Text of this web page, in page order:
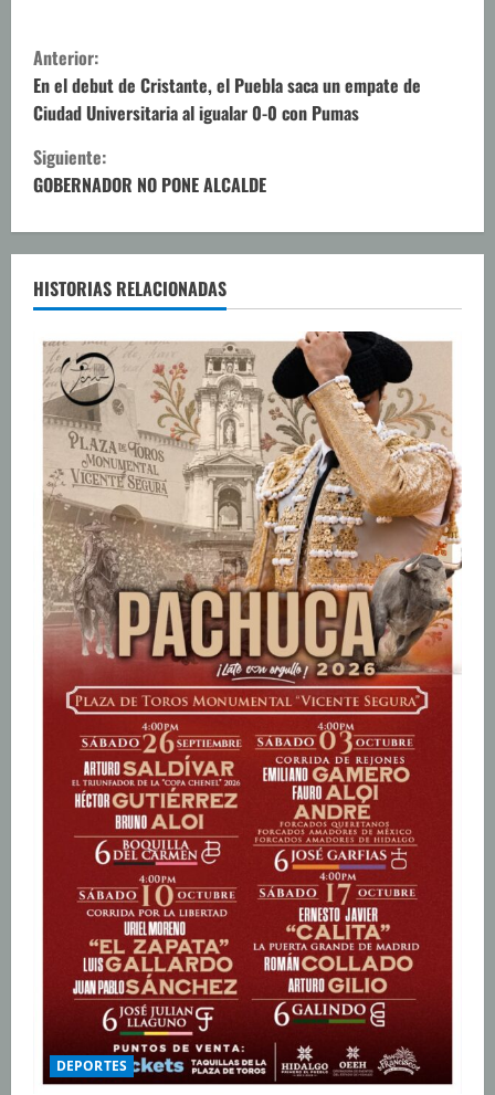
S
i
g
u
e
l
e
y
e
d
o
Anterior:
En el debut de Cristante, el Puebla saca un empate de
Ciudad Universitaria al igualar 0-0 con Pumas
Siguiente:
GOBERNADOR NO PONE ALCALDE
HISTORIAS RELACIONADAS
DEPORTES